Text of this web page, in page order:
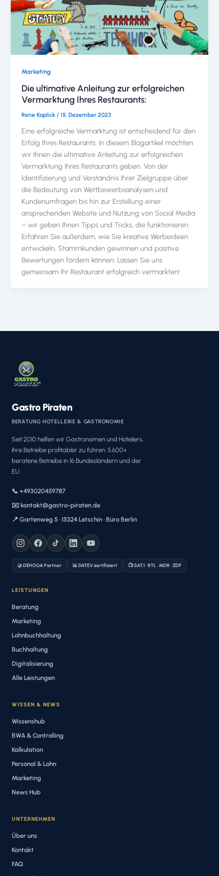
Marketing
Die ultimative Anleitung zur erfolgreichen
Vermarktung Ihres Restaurants:
Rene Kaplick /15. Dezember 2023
Eine erfolgreiche Vermarktung ist entscheidend für den
Erfolg Ihres Restaurants. In diesem Blogartikel möchten
wir Ihnen die ultimative Anleitung zur erfolgreichen
Vermarktung Ihres Restaurants geben. Von der
Identifizierung und Verständnis Ihrer Zielgruppe über
die Bedeutung von Wettbewerbsanalysen und
Kundenumfragen bis hin zur Erstellung einer
ansprechenden Website und Nutzung von Social Media
– wir geben Ihnen Tipps und Tricks, die funktionieren.
Erfahren Sie außerdem, wie Sie kreative Werbeideen
entwickeln, Stammkunden gewinnen und positive
Bewertungen fördern können. Lassen Sie uns
gemeinsam Ihr Restaurant erfolgreich vermarkten!
Gastro Piraten
BERATUNG HOTELLERIE & GASTRONOMIE
Seit 2010 helfen wir Gastronomen und Hoteliers,
ihre Betriebe profitabler zu führen. 5.600+
beratene Betriebe in 16 Bundesländern und der
EU.
📞 +493020459787
✉️ kontakt@gastro-piraten.de
📍 Gartenweg 5 · 15324 Letschin · Büro Berlin
🤝 DEHOGA Partner 📊 DATEV zertifiziert 📺 SAT.1 · RTL · MDR · ZDF
LEISTUNGEN
Beratung
Marketing
Lohnbuchhaltung
Buchhaltung
Digitalisierung
Alle Leistungen
WISSEN & NEWS
Wissenshub
BWA & Controlling
Kalkulation
Personal & Lohn
Marketing
News Hub
UNTERNEHMEN
Über uns
Kontakt
FAQ